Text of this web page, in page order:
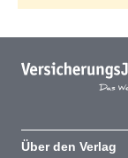
Über den Verlag